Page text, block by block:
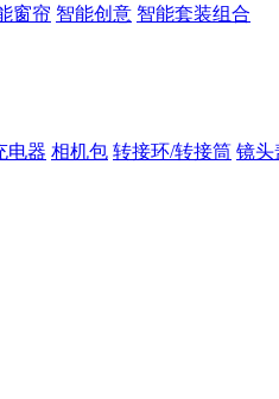
窗帘 智能创意 智能套装组合
电器 相机包 转接环/转接筒 镜头